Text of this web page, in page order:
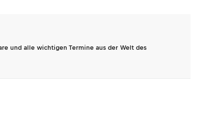
und alle wichtigen Termine aus der Welt des